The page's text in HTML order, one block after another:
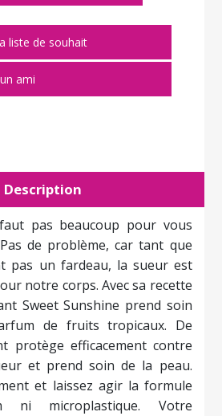
Description
pas beaucoup pour vous
de problème, car tant que
pas un fardeau, la sueur est
notre corps. Avec sa recette
Sweet Sunshine prend soin
de fruits tropicaux. De
protège efficacement contre
et prend soin de la peau.
et laissez agir la formule
ni microplastique. Votre